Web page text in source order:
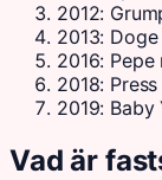
2012:
2013:
2016:
2018:
2019: Baby
Vad är